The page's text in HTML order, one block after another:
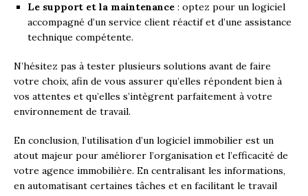
Le support et la maintenance : optez pour un logiciel
accompagné d’un service client réactif et d’une assistance
technique compétente.
N’hésitez pas à tester plusieurs solutions avant de faire
votre choix, afin de vous assurer qu’elles répondent bien à
vos attentes et qu’elles s’intègrent parfaitement à votre
environnement de travail.
En conclusion, l’utilisation d’un logiciel immobilier est un
atout majeur pour améliorer l’organisation et l’efficacité de
votre agence immobilière. En centralisant les informations,
en automatisant certaines tâches et en facilitant le travail